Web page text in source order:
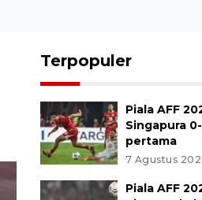
Terpopuler
Piala AFF
Singapura
pertama
7 Agustus
Piala AFF